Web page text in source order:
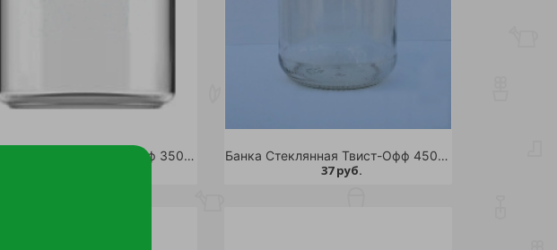
Банка Стеклянная Твист-Офф 350 мл д.82 /20 Банка Стеклянная Твист-Офф 450 мл д.82 /15
37 руб.